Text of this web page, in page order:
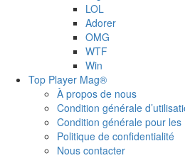
LOL
Adorer
OMG
WTF
Win
Top Player Mag®
À propos de nous
Condition générale
Condition générale pour
Politique de confidentialité
Nous contacter